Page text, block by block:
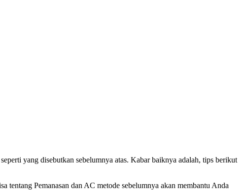
yang disebutkan sebelumnya atas. Kabar baiknya adalah, tips berikut
Pemanasan dan AC metode sebelumnya akan membantu Anda